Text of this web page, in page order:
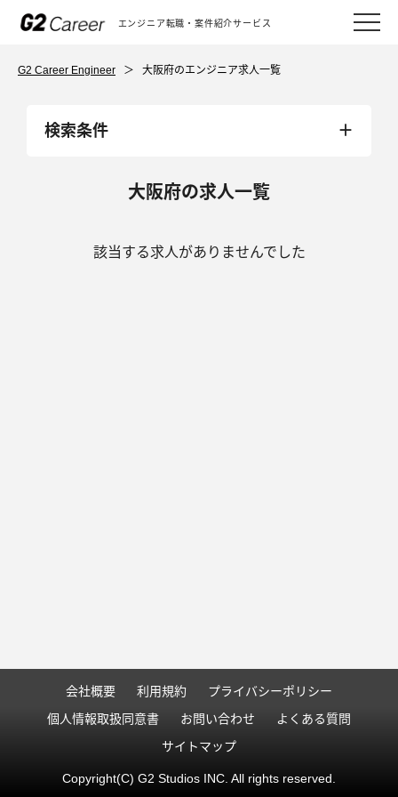
エンジニア転職・案件紹介サービス
G2 Career Engineer ＞ 大阪府のエンジニア求人一覧
検索条件
大阪府の求人一覧
該当する求人がありませんでした
会社概要 利用規約
プライバシーポリシー
個人情報取扱同意書
お問い合わせ
よくある質問
サイトマップ
Copyright(C) G2 Studios INC. All rights reserved.